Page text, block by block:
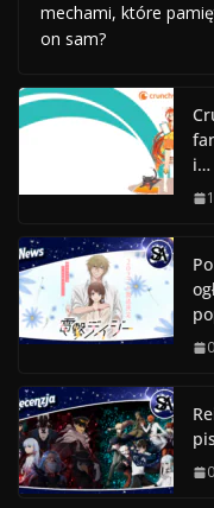
mechami, które
on sam?
i…